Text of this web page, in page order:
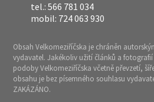
tel.: 566 781 034
mobil: 724 063 930
Obsah Velkomeziříčska je chráněn
vydavatel. Jakékoliv užití článků a
podoby Velkomeziříčska včetně převzetí,
obsahu je bez písemného souhlasu
ZAKÁZÁNO.